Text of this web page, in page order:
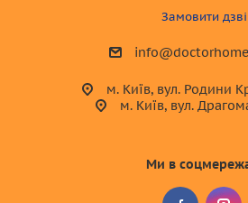
Замовити
м. Київ, вул. Родини
м. Київ, вул.
Ми в